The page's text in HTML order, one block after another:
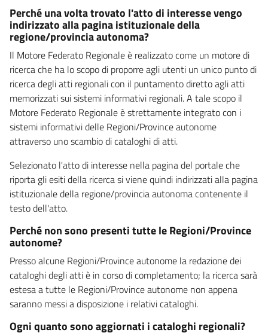
Perché una volta trovato l'atto di interesse vengo
indirizzato alla pagina istituzionale della
regione/provincia autonoma?
Il Motore Federato Regionale è realizzato come un motore di
ricerca che ha lo scopo di proporre agli utenti un unico punto di
ricerca degli atti regionali con il puntamento diretto agli atti
memorizzati sui sistemi informativi regionali. A tale scopo il
Motore Federato Regionale è strettamente integrato con i
sistemi informativi delle Regioni/Province autonome
attraverso uno scambio di cataloghi di atti.
Selezionato l'atto di interesse nella pagina del portale che
riporta gli esiti della ricerca si viene quindi indirizzati alla pagina
istituzionale della regione/provincia autonoma contenente il
testo dell'atto.
Perché non sono presenti tutte le Regioni/Province
autonome?
Presso alcune Regioni/Province autonome la redazione dei
cataloghi degli atti è in corso di completamento; la ricerca sarà
estesa a tutte le Regioni/Province autonome non appena
saranno messi a disposizione i relativi cataloghi.
Ogni quanto sono aggiornati i cataloghi regionali?